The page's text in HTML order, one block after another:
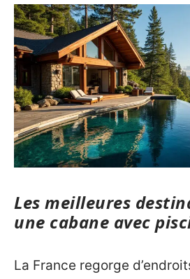
Les meilleures
une cabane avec
La France regorge